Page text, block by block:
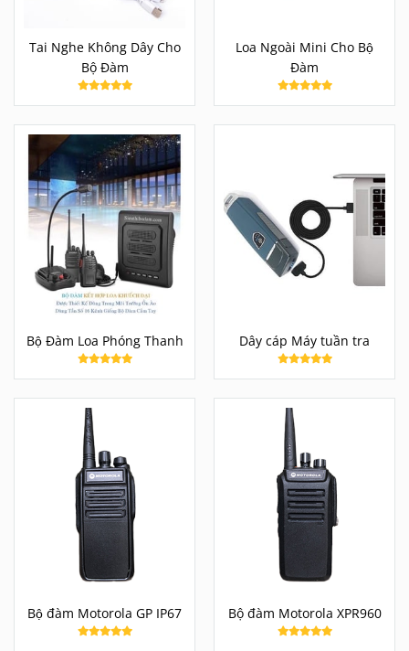
Tai Nghe Không Dây Cho
Bộ Đàm
Loa Ngoài Mini Cho Bộ
Đàm
Bộ Đàm Loa Phóng Thanh Dây cáp Máy tuần tra
Bộ đàm Motorola GP IP67 Bộ đàm Motorola XPR960